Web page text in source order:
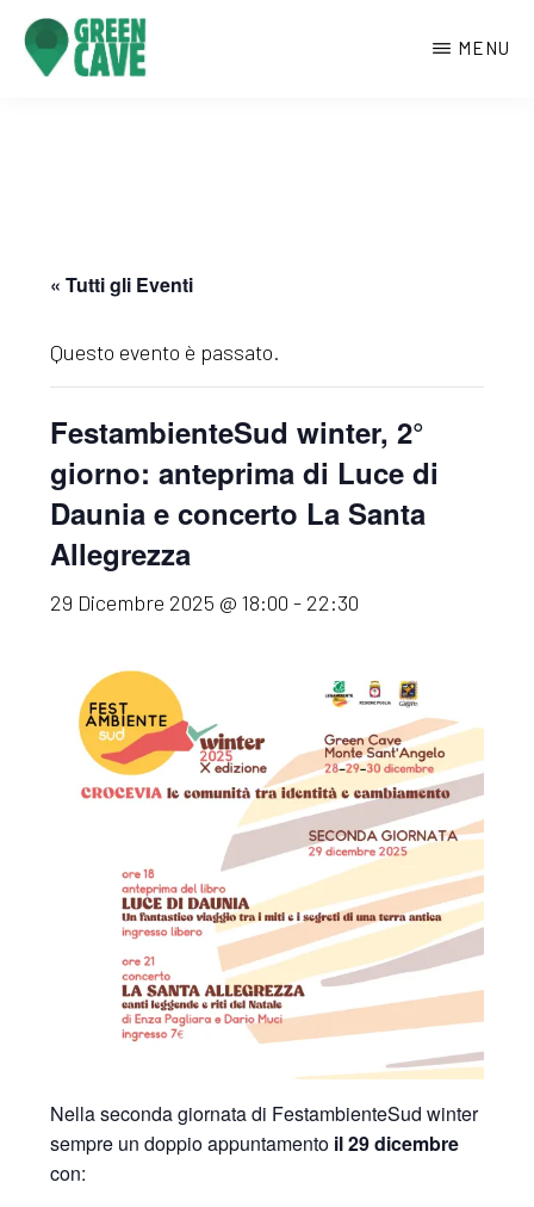
Passa
MENU
« Tutti gli Eventi
Questo evento è passato.
FestambienteSud winter, 2°
giorno: anteprima di Luce di
Daunia e concerto La Santa
Allegrezza
29 Dicembre 2025 @ 18:00 - 22:30
Nella seconda giornata di FestambienteSud winter
sempre un doppio appuntamento il 29 dicembre
con: